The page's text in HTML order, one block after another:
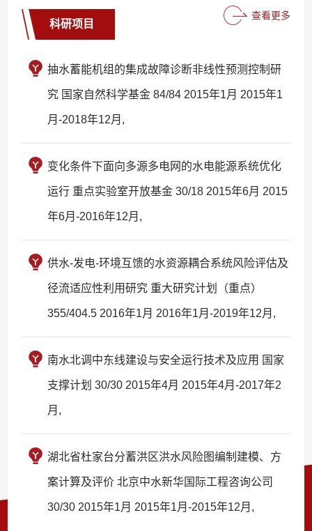
科研项目
查看更多
抽水蓄能机组的集成故障诊断非线性预测控制研
究 国家自然科学基金 84/84 2015年1月 2015年1
月-2018年12月,
变化条件下面向多源多电网的水电能源系统优化
运行 重点实验室开放基金 30/18 2015年6月 2015
年6月-2016年12月,
供水-发电-环境互馈的水资源耦合系统风险评估及
径流适应性利用研究 重大研究计划（重点）
355/404.5 2016年1月 2016年1月-2019年12月,
南水北调中东线建设与安全运行技术及应用 国家
支撑计划 30/30 2015年4月 2015年4月-2017年2
月,
湖北省杜家台分蓄洪区洪水风险图编制建模、方
案计算及评价 北京中水新华国际工程咨询公司
30/30 2015年1月 2015年1月-2015年12月,